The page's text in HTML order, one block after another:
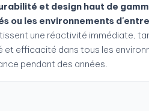
et design haut de
ou les environnements
une réactivité immédiate,
et efficacité dans tous les
pendant des années.